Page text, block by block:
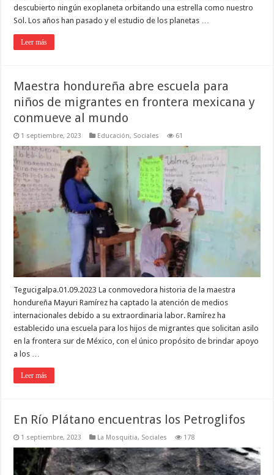
descubierto ningún exoplaneta orbitando una estrella como nuestro
Sol. Los años han pasado y el estudio de los planetas …
Leer más
Maestra hondureña abre escuela para
niños de migrantes en frontera mexicana y
conmueve al mundo
1 septiembre, 2023 Educación, Sociales 61
Tegucigalpa.01.09.2023 La conmovedora historia de la maestra
hondureña Mayuri Ramírez ha captado la atención de medios
internacionales debido a su extraordinaria labor. Ramírez ha
establecido una escuela para los hijos de migrantes que solicitan asilo
en la frontera sur de México, con el único propósito de brindar apoyo
a los …
Leer más
En Río Plátano encuentras los Petroglifos
1 septiembre, 2023 La Mosquitia, Sociales 178